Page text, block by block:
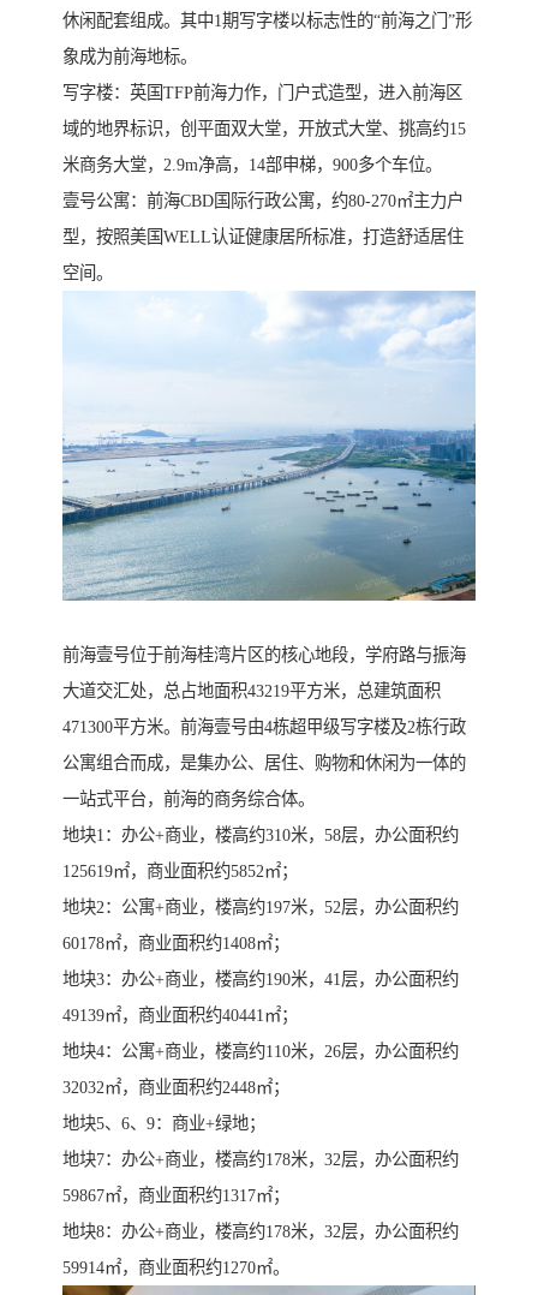
休闲配套组成。其中1期写字楼以标志性的“前海之门”形
象成为前海地标。
写字楼：英国TFP前海力作，门户式造型，进入前海区
域的地界标识，创平面双大堂，开放式大堂、挑高约15
米商务大堂，2.9m净高，14部申梯，900多个车位。
壹号公寓：前海CBD国际行政公寓，约80-270㎡主力户
型，按照美国WELL认证健康居所标准，打造舒适居住
空间。
前海壹号位于前海桂湾片区的核心地段，学府路与振海
大道交汇处，总占地面积43219平方米，总建筑面积
471300平方米。前海壹号由4栋超甲级写字楼及2栋行政
公寓组合而成，是集办公、居住、购物和休闲为一体的
一站式平台，前海的商务综合体。
地块1：办公+商业，楼高约310米，58层，办公面积约
125619㎡，商业面积约5852㎡；
地块2：公寓+商业，楼高约197米，52层，办公面积约
60178㎡，商业面积约1408㎡；
地块3：办公+商业，楼高约190米，41层，办公面积约
49139㎡，商业面积约40441㎡；
地块4：公寓+商业，楼高约110米，26层，办公面积约
32032㎡，商业面积约2448㎡；
地块5、6、9：商业+绿地；
地块7：办公+商业，楼高约178米，32层，办公面积约
59867㎡，商业面积约1317㎡；
地块8：办公+商业，楼高约178米，32层，办公面积约
59914㎡，商业面积约1270㎡。